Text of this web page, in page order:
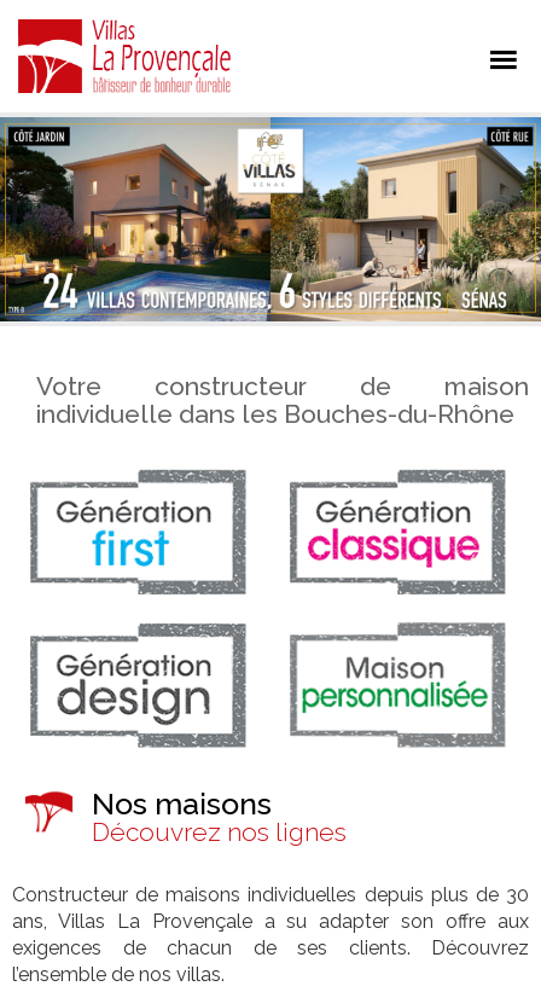
Votre constructeur de maison
individuelle dans les Bouches-du-Rhône
Nos maisons
Découvrez nos lignes
Constructeur de maisons individuelles depuis plus de 30
ans, Villas La Provençale a su adapter son offre aux
exigences de chacun de ses clients. Découvrez
l’ensemble de nos villas.